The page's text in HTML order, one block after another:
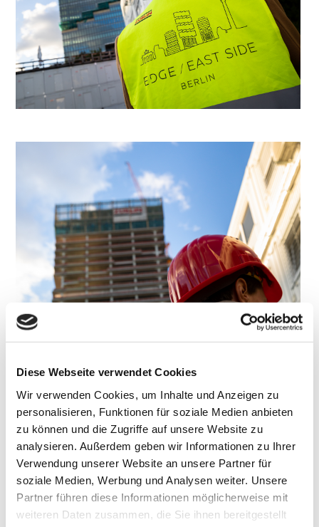
Diese Webseite verwendet Cookies
Wir verwenden Cookies, um Inhalte und Anzeigen zu
personalisieren, Funktionen für soziale Medien anbieten
zu können und die Zugriffe auf unsere Website zu
analysieren. Außerdem geben wir Informationen zu Ihrer
Verwendung unserer Website an unsere Partner für
soziale Medien, Werbung und Analysen weiter. Unsere
Partner führen diese Informationen möglicherweise mit
weiteren Daten zusammen, die Sie ihnen bereitgestellt